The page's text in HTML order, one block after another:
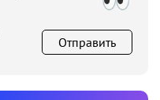
Отправить